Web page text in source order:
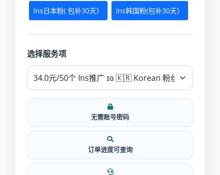
Ins日本粉( 包补30天） Ins韩国粉(包补30天）
选择服务项
无需账号密码
订单进度可查询